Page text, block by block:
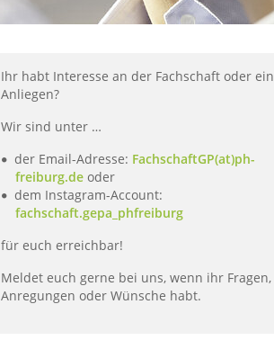
Ihr habt Interesse an der Fachschaft oder ein
Anliegen?
Wir sind unter …
der Email-Adresse: FachschaftGP(at)ph-
freiburg.de oder
dem Instagram-Account:
fachschaft.gepa_phfreiburg
für euch erreichbar!
Meldet euch gerne bei uns, wenn ihr Fragen,
Anregungen oder Wünsche habt.